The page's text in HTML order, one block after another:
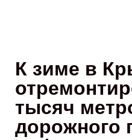
К зиме в
тысяч
дорожного